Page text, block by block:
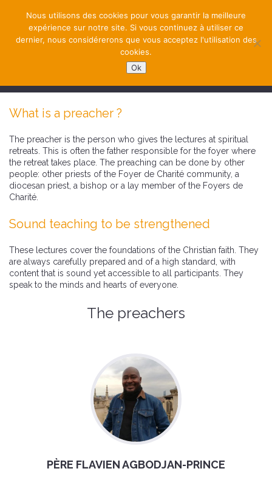
What is a preacher ?
The preacher is the person who gives the lectures at spiritual
retreats. This is often the father responsible for the foyer where
the retreat takes place. The preaching can be done by other
people: other priests of the Foyer de Charité community, a
diocesan priest, a bishop or a lay member of the Foyers de
Charité.
Sound teaching to be strengthened
These lectures cover the foundations of the Christian faith. They
are always carefully prepared and of a high standard, with
content that is sound yet accessible to all participants. They
speak to the minds and hearts of everyone.
The preachers
PÈRE FLAVIEN AGBODJAN-PRINCE
Nous utilisons des cookies pour vous garantir la meilleure
expérience sur notre site. Si vous continuez à utiliser ce
dernier, nous considérerons que vous acceptez l'utilisation des
cookies.
Ok